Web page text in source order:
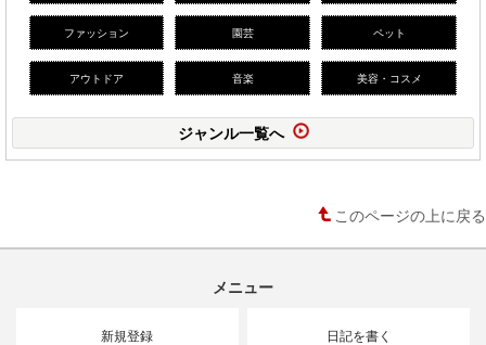
ファッション 園芸 ペット
アウトドア 音楽 美容・コスメ
ジャンル一覧へ
このページの上に戻る
メニュー
新規登録 日記を書く